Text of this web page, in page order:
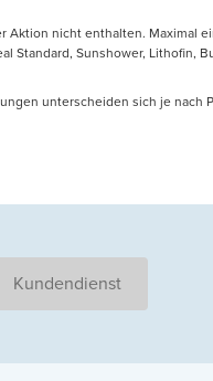
nicht enthalten. Maximal
Sunshower, Lithofin,
unterscheiden sich je nach
Kundendienst